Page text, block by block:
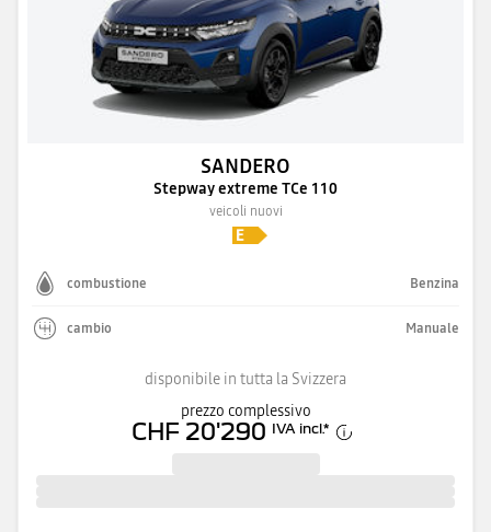
SANDERO
Stepway extreme TCe 110
veicoli nuovi
combustione Benzina
cambio Manuale
disponibile in tutta la Svizzera
prezzo complessivo
CHF 20'290 IVA incl.*